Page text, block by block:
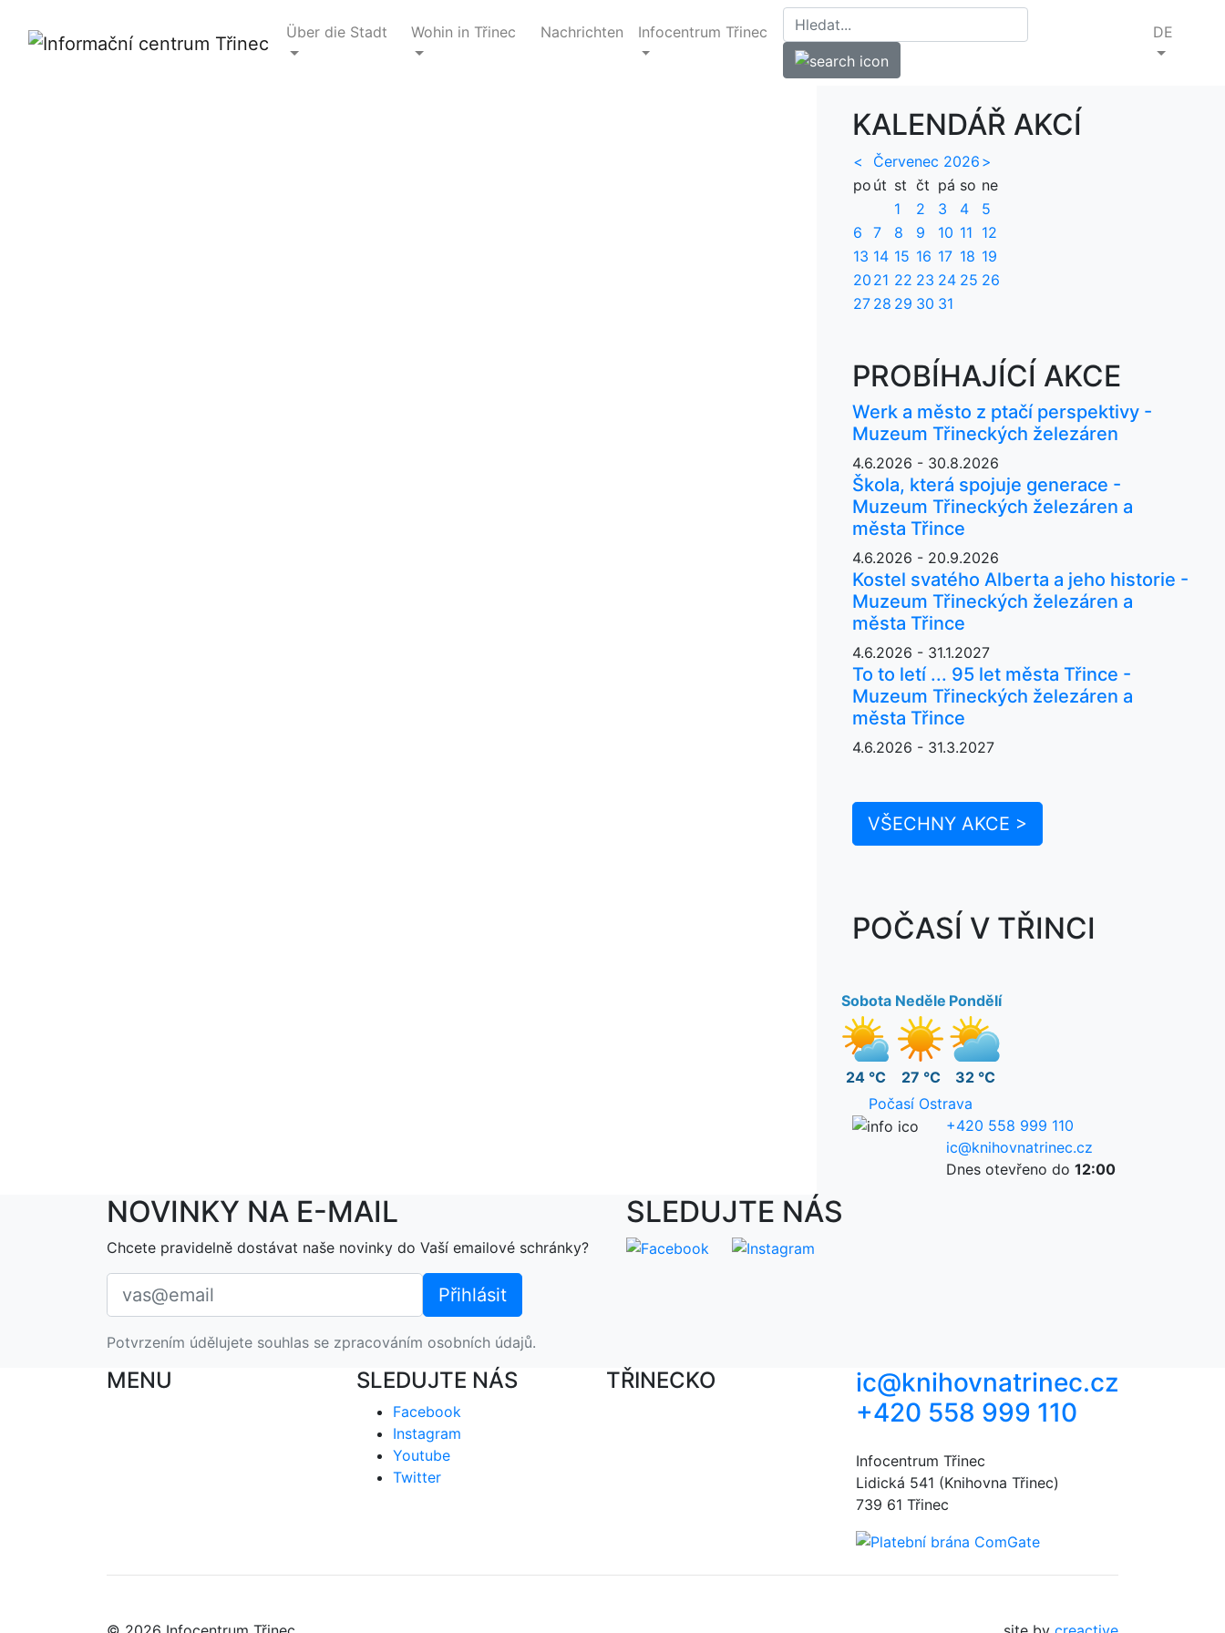
Über die Stadt Wohin in Třinec Nachrichten Infocentrum Třinec DE
KALENDÁŘ AKCÍ
< Červenec 2026 >
po út st čt pá so ne
1
2 3 4
5
6
7 8 9 10 11 12
13 14 15 16 17 18 19
20 21 22 23 24 25 26
27 28 29 30 31
PROBÍHAJÍCÍ AKCE
Werk a město z ptačí perspektivy -
Muzeum Třineckých železáren
4.6.2026 - 30.8.2026
Škola, která spojuje generace -
Muzeum Třineckých železáren a
města Třince
4.6.2026 - 20.9.2026
Kostel svatého Alberta a jeho historie -
Muzeum Třineckých železáren a
města Třince
4.6.2026 - 31.1.2027
To to letí ... 95 let města Třince -
Muzeum Třineckých železáren a
města Třince
4.6.2026 - 31.3.2027
VŠECHNY AKCE >
POČASÍ V TŘINCI
Sobota
24 °C
Neděle
27 °C
Pondělí
32 °C
Počasí Ostrava
+420 558 999 110
ic@knihovnatrinec.cz
Dnes otevřeno do 12:00
NOVINKY NA E-MAIL
Chcete pravidelně dostávat naše novinky do Vaší emailové schránky?
Potvrzením údělujete souhlas se zpracováním osobních údajů.
SLEDUJTE NÁS
MENU SLEDUJTE NÁS
Facebook
Instagram
Youtube
Twitter
TŘINECKO
ic@knihovnatrinec.cz
+420 558 999 110
Infocentrum Třinec
Lidická 541 (Knihovna Třinec)
739 61 Třinec